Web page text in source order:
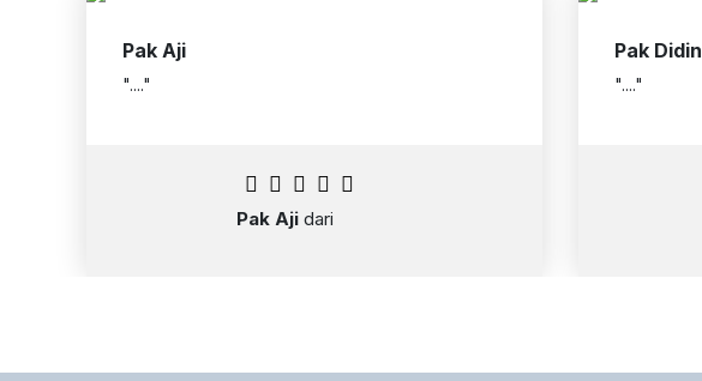
Pak Aji
"...."
Pak Aji dari
Pak Didin
"...."